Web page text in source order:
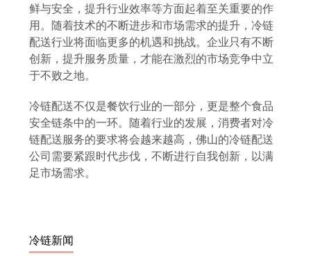
鲜与安全，提升行业效率等方面起着至关重要的作
用。随着技术的不断进步和市场需求的提升，冷链
配送行业将面临更多的机遇和挑战。企业只有不断
创新，提升服务质量，才能在激烈的市场竞争中立
于不败之地。
冷链配送不仅是餐饮行业的一部分，更是整个食品
安全链条中的一环。随着行业的发展，消费者对冷
链配送服务的要求将会越来越高，佛山的冷链配送
公司需要紧跟时代步伐，不断进行自我创新，以满
足市场需求。
冷链新闻